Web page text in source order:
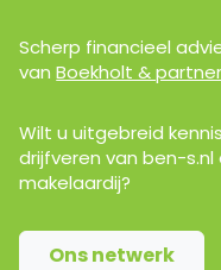
Scherp financieel
vanBoekholt &
Wilt u uitgebreid
drijfveren van ben-
makelaardij?
Ons netwerk